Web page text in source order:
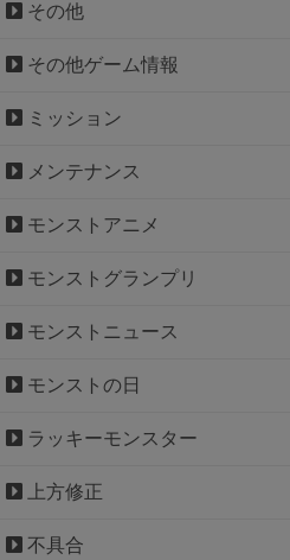
その他
その他ゲーム情報
ミッション
メンテナンス
モンストアニメ
モンストグランプリ
モンストニュース
モンストの日
ラッキーモンスター
上方修正
不具合